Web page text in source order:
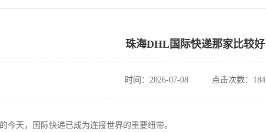
珠海DHL国际快递那家比较好
时间：2026-07-08 点击次数：184
今天，国际快递已成为连接世界的重要纽带。